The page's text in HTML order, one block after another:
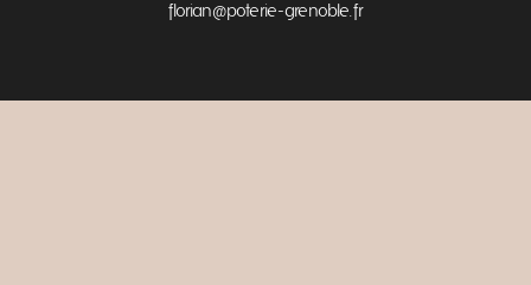
florian@poterie-grenoble.fr